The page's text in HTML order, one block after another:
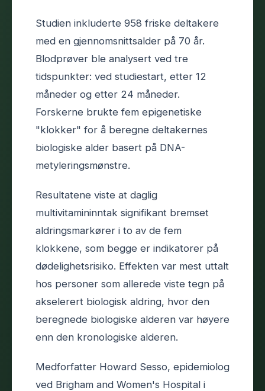
Studien inkluderte 958 friske deltakere
med en gjennomsnittsalder på 70 år.
Blodprøver ble analysert ved tre
tidspunkter: ved studiestart, etter 12
måneder og etter 24 måneder.
Forskerne brukte fem epigenetiske
"klokker" for å beregne deltakernes
biologiske alder basert på DNA-
metyleringsmønstre.
Resultatene viste at daglig
multivitamininntak signifikant bremset
aldringsmarkører i to av de fem
klokkene, som begge er indikatorer på
dødelighetsrisiko. Effekten var mest uttalt
hos personer som allerede viste tegn på
akselerert biologisk aldring, hvor den
beregnede biologiske alderen var høyere
enn den kronologiske alderen.
Medforfatter Howard Sesso, epidemiolog
ved Brigham and Women's Hospital i